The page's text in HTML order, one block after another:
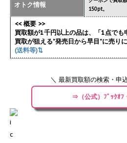
オトク情報
150pt。
<< 概要 >>
買取額が1千円以上の品は、「1点で
買取が狙える”発売日から早目”に売り
(送料等)⇅
＼ 最新買取額の検索・申
⇒（公式）ﾌﾞｯｸｵﾌ